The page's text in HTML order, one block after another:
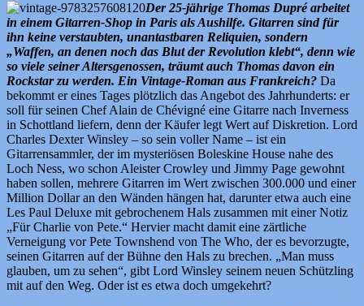
Der 25-jährige Thomas Dupré arbeitet
in einem Gitarren-Shop in Paris als Aushilfe. Gitarren sind für
ihn keine verstaubten, unantastbaren Reliquien, sondern
„Waffen, an denen noch das Blut der Revolution klebt“, denn wie
so viele seiner Altersgenossen, träumt auch Thomas davon ein
Rockstar zu werden. Ein Vintage-Roman aus Frankreich? Da
bekommt er eines Tages plötzlich das Angebot des Jahrhunderts: er
soll für seinen Chef Alain de Chévigné eine Gitarre nach Inverness
in Schottland liefern, denn der Käufer legt Wert auf Diskretion. Lord
Charles Dexter Winsley – so sein voller Name – ist ein
Gitarrensammler, der im mysteriösen Boleskine House nahe des
Loch Ness, wo schon Aleister Crowley und Jimmy Page gewohnt
haben sollen, mehrere Gitarren im Wert zwischen 300.000 und einer
Million Dollar an den Wänden hängen hat, darunter etwa auch eine
Les Paul Deluxe mit gebrochenem Hals zusammen mit einer Notiz
„Für Charlie von Pete.“ Hervier macht damit eine zärtliche
Verneigung vor Pete Townshend von The Who, der es bevorzugte,
seinen Gitarren auf der Bühne den Hals zu brechen. „Man muss
glauben, um zu sehen“, gibt Lord Winsley seinem neuen Schützling
mit auf den Weg. Oder ist es etwa doch umgekehrt?